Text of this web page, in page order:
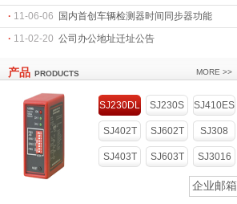
· 11-06-06
国内首创车辆检测器时间同步器功能
· 11-02-20 公司办公地址迁址公告
产品 PRODUCTS MORE >>
SJ230DL SJ230S SJ410ES
SJ402T SJ602T SJ308
SJ403T SJ603T SJ3016
企业邮箱